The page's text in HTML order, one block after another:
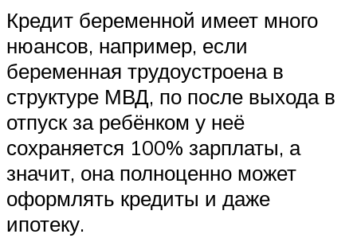
Кредит беременной имеет много
нюансов, например, если
беременная трудоустроена в
структуре МВД, по после выхода в
отпуск за ребёнком у неё
сохраняется 100% зарплаты, а
значит, она полноценно может
оформлять кредиты и даже
ипотеку.